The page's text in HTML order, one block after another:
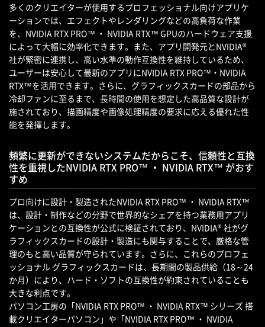
多くのクリエイターが使用するプロフェッショナル向けアプリケ
ーションでは、エフェクトやレンダリングなどの高負荷な作業
を、NVIDIA RTX PRO™ ・ NVIDIA RTX™ GPUのハードウェア支援
によって大幅に効率化できます。また、アプリ開発元とNVIDIA®
社が緊密に連携し、高い水準の動作互換性を維持しているため、
ユーザーは安心して最新のアプリにNVIDIA RTX PRO™・NVIDIA
RTX™を活用できます。さらに、グラフィックスカードの部品から
冷却ファンに至るまで、長時間の使用を想定した高品質な設計が
施されており、描画精度や画像処理精度の要求に応える優れた性
能を発揮します。
頻繁に更新ができないシステムだからこそ、信頼性と互換
性を重視したNVIDIA RTX PRO™ ・ NVIDIA RTX™ がおす
すめ
プロ向けに設計・製造されたNVIDIA RTX PRO™ ・ NVIDIA RTX™
は、設計・制作などの分野で世界的なシェアを持つ業務用アプリ
ケーションとの互換性が公式に検証されており、NVIDIA® 社がグ
ラフィックスカードの設計・製造にも関与することで、厳格な管
理のもと高い品質が守られています。さらに、これらのプロフェ
ッショナル グラフィックスカードは、長期間の製品供給（18～24
か月）により、ハード・ソフトの互換性が約束されていることも
大きな利点です。
パソコン工房の「NVIDIA RTX PRO™ ・ NVIDIA RTX™ シリーズ 搭
載クリエイターパソコン」や「NVIDIA RTX PRO™ ・ NVIDIA